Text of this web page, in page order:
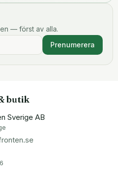
— först av alla.
Prenumerera
butik
Sverige AB